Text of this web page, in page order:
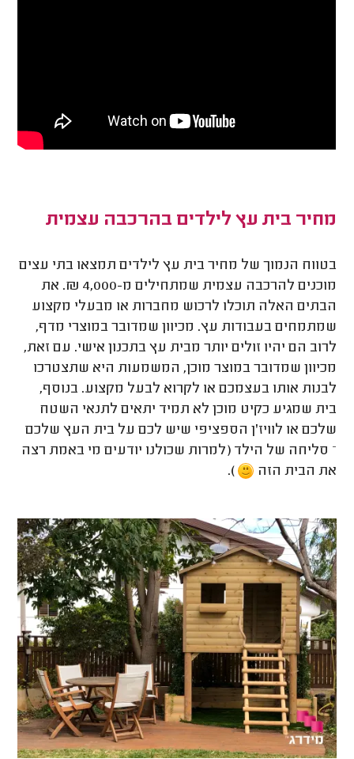
מחיר בית עץ לילדים בהרכבה עצמית
בטווח הנמוך של מחיר בית עץ לילדים תמצאו בתי עצים
מוכנים להרכבה עצמית שמתחילים מ-4,000 ₪. את
הבתים האלה תוכלו לרכוש מחברות או מבעלי מקצוע
שמתמחים בעבודות עץ. מכיוון שמדובר במוצרי מדף,
לרוב הם יהיו זולים יותר מבית עץ בתכנון אישי. עם זאת,
מכיוון שמדובר במוצר מוכן, המשמעות היא שתצטרכו
לבנות אותו בעצמכם או לקרוא לבעל מקצוע. בנוסף,
בית שמגיע כקיט מוכן לא תמיד יתאים לתנאי השטח
שלכם או לוויז'ן הספציפי שיש לכם על בית העץ שלכם
– סליחה של הילד (למרות שכולנו יודעים מי באמת רצה
את הבית הזה
).